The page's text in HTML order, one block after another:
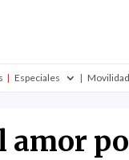
Especiales Movilidad
amor